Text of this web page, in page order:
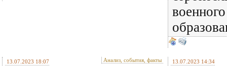
13.07.2023 18:07 Анализ, события, факты 13.07.2023 14:34